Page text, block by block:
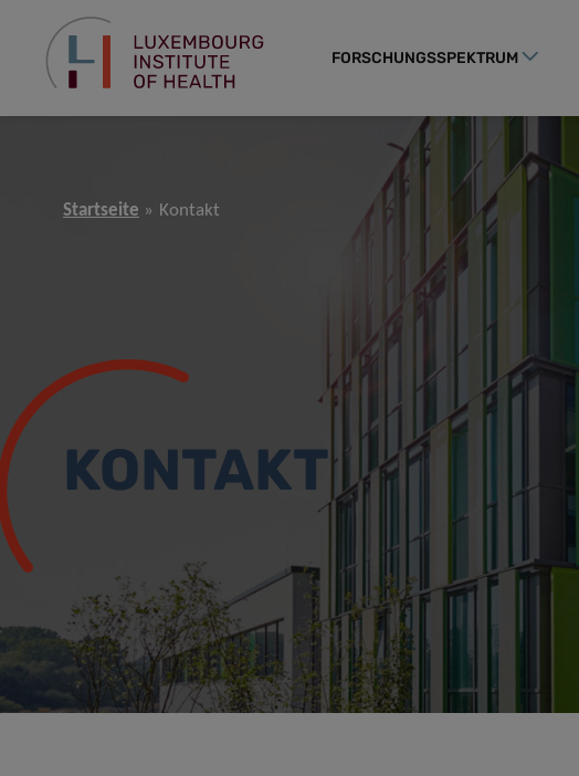
FORSCHUNGSSPEKTRUM
Startseite Kontakt
KONTAKT